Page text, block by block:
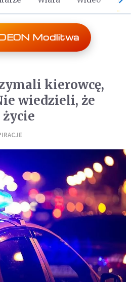
Modlitwa
kierowcę,
wiedzieli, że